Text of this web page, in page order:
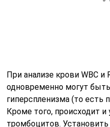
и скрупулезно
лаборантом. Кстати,
исследований (микроскоп
отменял, поэтому любой